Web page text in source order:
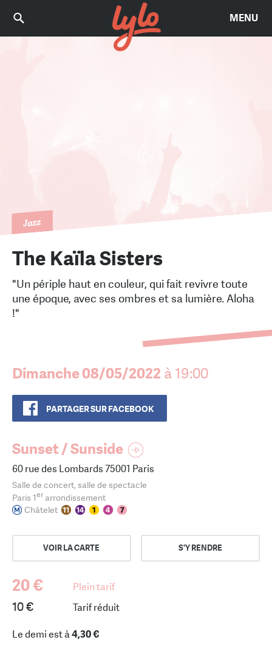
MENU
Jazz
The Kaïla Sisters
"Un périple haut en couleur, qui fait revivre toute
une époque, avec ses ombres et sa lumière. Aloha
!"
Dimanche 08/05/2022 à 19:00
PARTAGER SUR FACEBOOK
Sunset / Sunside
60 rue des Lombards 75001 Paris
Salle de concert, salle de spectacle
Paris 1erarrondissement
Châtelet
VOIR LA CARTE S'Y RENDRE
20 € Plein tarif
10 € Tarif réduit
Le demi est à4,30 €